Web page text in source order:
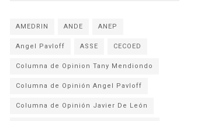
AMEDRIN ANDE ANEP
Angel Pavloff ASSE CECOED
Columna de Opinion Tany Mendiondo
Columna de Opinión Angel Pavloff
Columna de Opinión Javier De León